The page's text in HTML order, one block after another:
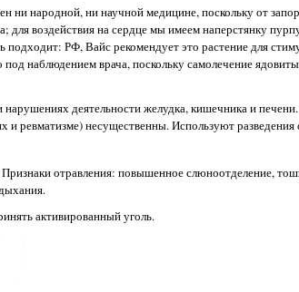
ни народной, ни научной медицине, поскольку от
для воздействия на сердце мы имеем наперстянку
РФ, Вайс рекомендует это растение для
наблюдением врача, поскольку самолечение
деятельности желудка, кишечника и
ревматизме) несущественны. Используют разведения
отравления: повышенное слюноотделение,
активированный уголь.